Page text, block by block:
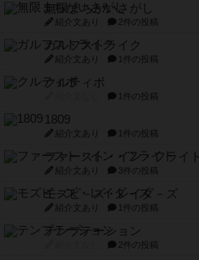
無限まちがいさがし
紹介文あり 2件の投稿
ガルフストライク
紹介文あり 1件の投稿
クルティボ
1件の投稿
1809
紹介文あり 1件の投稿
ファースト・イン・フライト
紹介文あり 3件の投稿
モズビ－ズ・レイダ－ズ
紹介文あり 1件の投稿
テンプテーション
2件の投稿